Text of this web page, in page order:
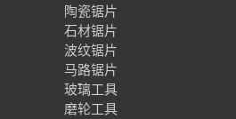
陶瓷锯片
石材锯片
波纹锯片
马路锯片
玻璃工具
磨轮工具